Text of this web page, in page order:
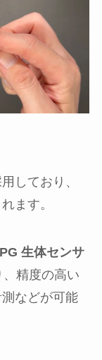
しており、
ます。
生体センサ
、精度の高い
などが可能